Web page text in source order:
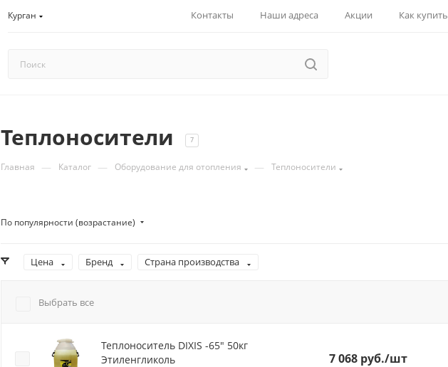
Курган Контакты Наши адреса Акции Как купить
Теплоносители 7
Главная — Каталог — Оборудование для отопления — Теплоносители
По популярности (возрастание)
Цена Бренд Страна производства
Выбрать все
Теплоноситель DIXIS -65" 50кг
Этиленгликоль
7 068 руб./шт